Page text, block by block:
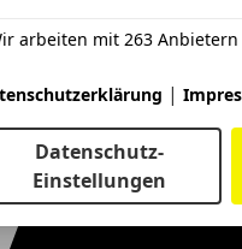
arbeiten mit 263 Anbietern
|
Datenschutz-
Einstellungen